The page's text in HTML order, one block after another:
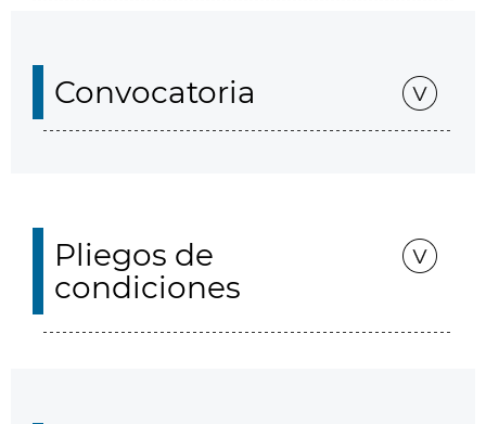
Convocatoria
Pliegos de
condiciones